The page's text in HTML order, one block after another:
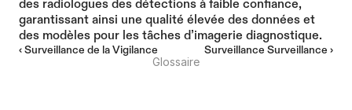
des radiologues des détections à faible confiance,
garantissant ainsi une qualité élevée des données et
des modèles pour les tâches d’imagerie diagnostique.
‹ Surveillance de la Vigilance Surveillance Surveillance ›
Glossaire